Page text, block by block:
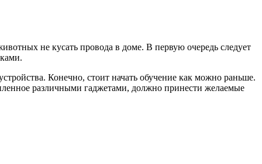
не кусать провода в доме. В первую очередь следует
Конечно, стоит начать обучение как можно раньше.
различными гаджетами, должно принести желаемые